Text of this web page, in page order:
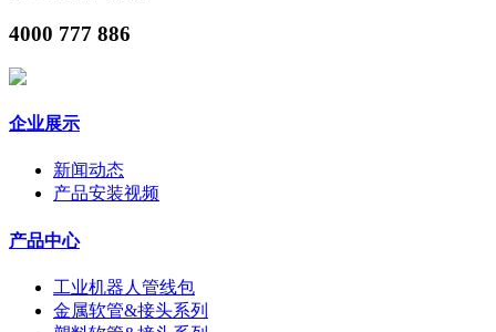
4000 777 886
企业展示
新闻动态
产品安装视频
产品中心
工业机器人管线包
金属软管&接头系列